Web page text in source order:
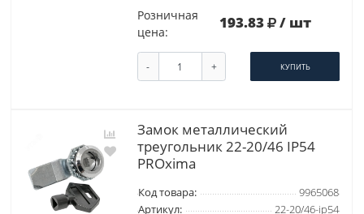
Розничная
цена:
193.83 / шт
- + КУПИТЬ
Замок металлический
треугольник 22-20/46 IP54
PROxima
Код товара:
9965068
Артикул:
22-20/46-ip54